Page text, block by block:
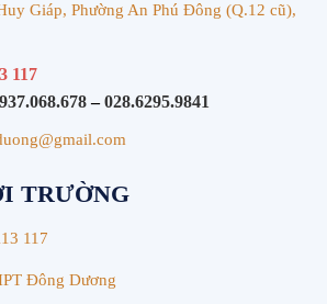
Giáp, Phường An Phú Đông (Q.12 cũ),
117
–028.6295.9841
TRƯỜNG
117
Đông Dương